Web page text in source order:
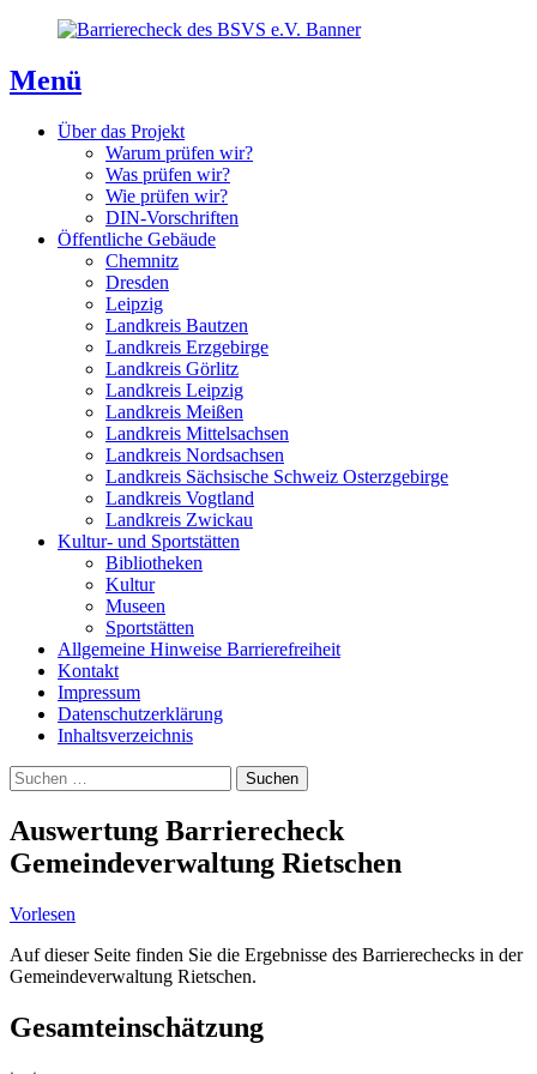
Inhaltsverzeichnis
Kontaktseite
Inhalt
Menü
Über das Projekt
Warum prüfen wir?
Was prüfen wir?
Wie prüfen wir?
DIN-Vorschriften
Öffentliche Gebäude
Chemnitz
Dresden
Leipzig
Landkreis Bautzen
Landkreis Erzgebirge
Landkreis Görlitz
Landkreis Leipzig
Landkreis Meißen
Landkreis Mittelsachsen
Landkreis Nordsachsen
Landkreis Sächsische Schweiz Osterzgebirge
Landkreis Vogtland
Landkreis Zwickau
Kultur- und Sportstätten
Bibliotheken
Kultur
Museen
Sportstätten
Allgemeine Hinweise Barrierefreiheit
Kontakt
Impressum
Datenschutzerklärung
Inhaltsverzeichnis
Suche
Suchen
nach:
Auswertung Barrierecheck
Gemeindeverwaltung Rietschen
Vorlesen
Auf dieser Seite finden Sie die Ergebnisse des Barrierechecks in der
Gemeindeverwaltung Rietschen.
Gesamteinschätzung